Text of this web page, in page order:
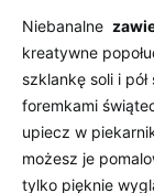
Niebanalne ‌
kreatywne
szklankę soli i
foremkami
upiecz w
możesz‍ je‍
tylko pięknie⁤